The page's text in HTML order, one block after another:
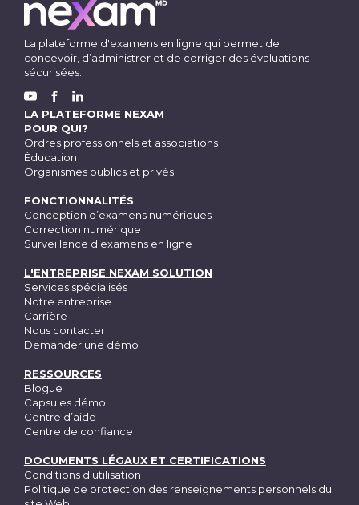
La plateforme d'examens en ligne qui permet de
concevoir, d’administrer et de corriger des évaluations
sécurisées.
YOUTUBEFACEBOOK
LINKEDIN
LA PLATEFORME NEXAM
POUR QUI?
Ordres professionnels et associations
Éducation
Organismes publics et privés
FONCTIONNALITÉS
Conception d’examens numériques
Correction numérique
Surveillance d’examens en ligne
L'ENTREPRISE NEXAM SOLUTION
Services spécialisés
Notre entreprise
Carrière
Nous contacter
Demander une démo
RESSOURCES
Blogue
Capsules démo
Centre d’aide
Centre de confiance
DOCUMENTS LÉGAUX ET CERTIFICATIONS
Conditions d’utilisation
Politique de protection des renseignements personnels du